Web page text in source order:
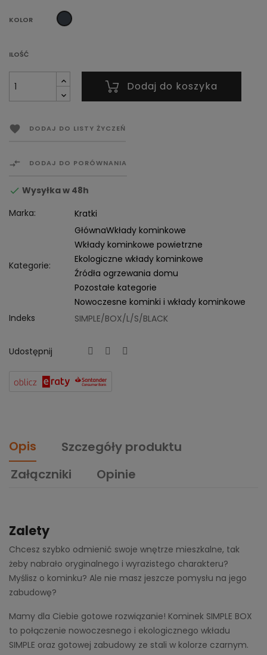
KOLOR Czarny
ILOŚĆ
Dodaj do koszyka
 DODAJ DO LISTY ŻYCZEŃ
 DODAJ DO PORÓWNANIA
 Wysyłka w 48h
Marka:
Kratki
Kategorie:
GłównaWkłady kominkowe
Wkłady kominkowe powietrzne
Ekologiczne wkłady kominkowe
Źródła ogrzewania domu
Pozostałe kategorie
Nowoczesne kominki i wkłady kominkowe
Indeks
SIMPLE/BOX/L/S/BLACK
Udostępnij
Opis
Szczegóły produktu
Załączniki
Opinie
Zalety
Chcesz szybko odmienić swoje wnętrze mieszkalne, tak
żeby nabrało oryginalnego i wyrazistego charakteru?
Myślisz o kominku? Ale nie masz jeszcze pomysłu na jego
zabudowę?
Mamy dla Ciebie gotowe rozwiązanie! Kominek SIMPLE BOX
to połączenie nowoczesnego i ekologicznego wkładu
SIMPLE oraz gotowej zabudowy ze stali w kolorze czarnym.